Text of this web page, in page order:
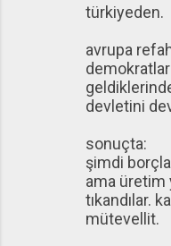
türkiyeden.
avrupa
demokratlar
devletini
sonuçta:
şimdi
ama üretim
tıkandılar.
mütevellit.